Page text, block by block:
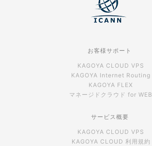
お客様サポート
KAGOYA CLOUD VPS
KAGOYA Internet Routing
KAGOYA FLEX
マネージドクラウド for WEB
サービス概要
KAGOYA CLOUD VPS
KAGOYA CLOUD 利用規約